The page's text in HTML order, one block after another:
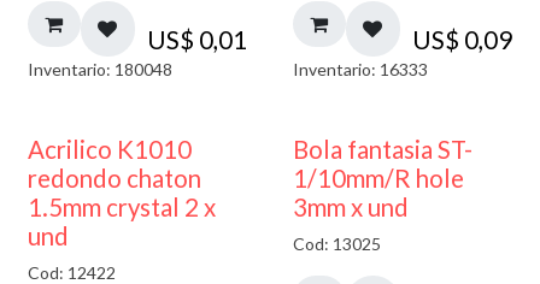
US$ 0,01
Inventario: 180048
US$ 0,09
Inventario: 16333
50% DESCUENTO
Acrilico K1010
redondo chaton
1.5mm crystal 2 x
und
Cod: 12422
Bola fantasia ST-
1/10mm/R hole
3mm x und
Cod: 13025